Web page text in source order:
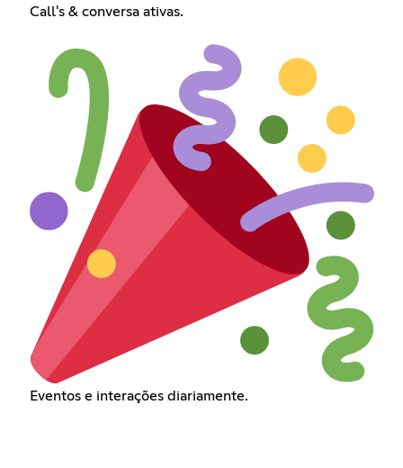
Call's & conversa ativas.
Eventos e interações diariamente.